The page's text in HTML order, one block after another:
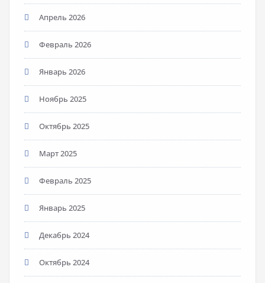
Апрель 2026
Февраль 2026
Январь 2026
Ноябрь 2025
Октябрь 2025
Март 2025
Февраль 2025
Январь 2025
Декабрь 2024
Октябрь 2024